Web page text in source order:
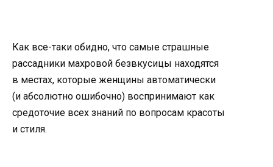
Как все-таки обидно, что самые страшные
рассадники махровой безвкусицы находятся
в местах, которые женщины автоматически
(и абсолютно ошибочно) воспринимают как
средоточие всех знаний по вопросам красоты
и стиля.